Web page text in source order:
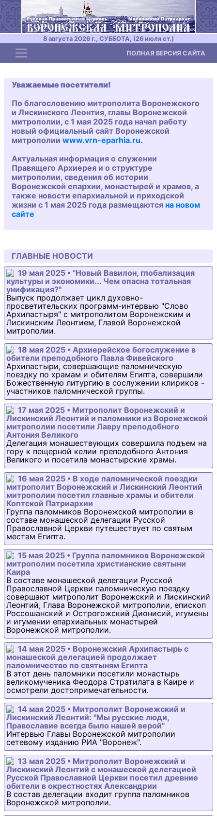
8 августа 2026 г., СУББОТА, (26 июля ст.)
Toggle navigation ПОЛНАЯ ВЕРСИЯ САЙТА
Уважаемые посетители!
По благословению митрополита Воронежского
и Лискинского Леонтия, главы Воронежской
митрополии, с 1 мая 2025 года начал работу
новый официальный сайт Воронежской
митрополии www.vrn-eparhia.ru.
Актуальная информация о служении
Правящего Архиерея и о структуре
митрополии, сведения об истории
Воронежской епархии, монастырей и храмов, а
также новости епархиальной и приходской
жизни с 1 мая 2025 года размещаются на новом
сайте
ГЛАВНЫЕ НОВОСТИ
19 мая 2025 • "Новый Вавилон, глобализация
культуры и экономики... Чем опасна тотальная
унификация?"
Выпуск продолжает цикл духовно-
просветительских программ-интервью "Слово
Архипастыря" с митрополитом Воронежским и
Лискинским Леонтием, Главой Воронежской
митрополии.
18 мая 2025 • Архиерейское богослужение в
обители преподобного Павла Фивейского
Архипастыри, совершающие паломническую
поездку по храмам и обителям Египта, совершили
Божественную литургию в сослужении клириков -
участников паломнической группы.
17 мая 2025 • Митрополит Воронежский и
Лискинский Леонтий и паломники из Воронежской
митрополии посетили Лавру преподобного
Антония Великого
Делегация монашествующих совершила подъем на
гору к пещерной келии преподобного Антония
Великого и посетила монастырские храмы.
16 мая 2025 • В ходе паломнической поездки
митрополит Воронежский и Лискинский Леонтий
митрополии посетил главные храмы и обители
Коптской Патриархии
Группа паломников Воронежской митрополии в
составе монашеской делегации Русской
Православной Церкви путешествует по святым
местам Египта.
15 мая 2025 • Группа паломников Воронежской
митрополии посетила христианские святыни
Каира
В составе монашеской делегации Русской
Православной Церкви паломническую поездку
совершают митрополит Воронежский и Лискинский
Леонтий, Глава Воронежской митрополии, епископ
Россошанский и Острогожский Дионисий, игумены
и игумении епархиальных монастырей
Воронежской митрополии.
14 мая 2025 • Воронежский Архипастырь с
монашеской делегацией продолжает
паломничество по святыням Египта
В этот день паломники посетили монастырь
великомученика Феодора Стратилата в Каире и
осмотрели достопримечательности.
14 мая 2025 • Митрополит Воронежский и
Лискинский Леонтий: "Мы русские люди,
Православие всегда было нашей верой"
Интервью Главы Воронежской митрополии
сетевому изданию РИА "Воронеж".
13 мая 2025 • Митрополит Воронежский и
Лискинский Леонтий с монашеской делегацией
Русской Православной Церкви посетил древние
обители в окрестностях Александрии
В состав делегации входит группа паломников
Воронежской митрополии.